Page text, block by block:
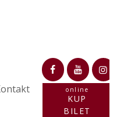
online
KUP
BILET